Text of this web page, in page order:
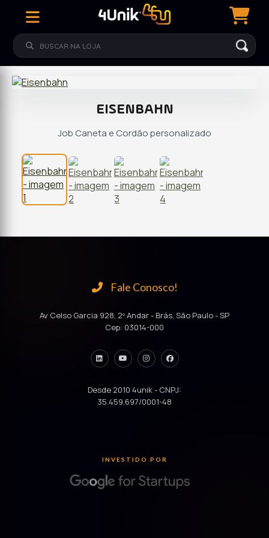
EISENBAHN
Job Caneta e Cordão personalizado
Fale Conosco!
Av Celso Garcia 928, 2º Andar - Brás, São Paulo - SP
Cep: 03014-000
Desde 2010 4unik - CNPJ:
35.459.697/0001-48
INVESTIDO POR